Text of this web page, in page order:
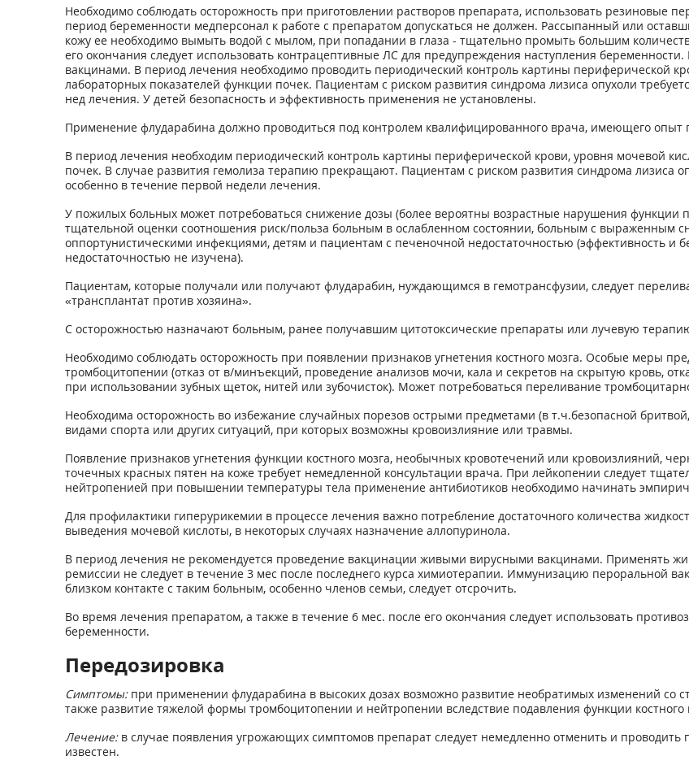
Необходимо соблюдать осторожность при приготовлении растворов препарата, использовать резиновые
период беременности медперсонал к работе с препаратом допускаться не должен. Рассыпанный или
кожу ее необходимо вымыть водой с мылом, при попадании в глаза - тщательно промыть большим
его окончания следует использовать контрацептивные ЛС для предупреждения наступления
вакцинами. В период лечения необходимо проводить периодический контроль картины периферической
лабораторных показателей функции почек. Пациентам с риском развития синдрома лизиса опухоли
нед лечения. У детей безопасность и эффективность применения не установлены.
Применение флударабина должно проводиться под контролем квалифицированного врача, имеющего опыт
В период лечения необходим периодический контроль картины периферической крови, уровня мочевой
почек. В случае развития гемолиза терапию прекращают. Пациентам с риском развития синдрома лизиса
особенно в течение первой недели лечения.
У пожилых больных может потребоваться снижение дозы (более вероятны возрастные нарушения функции
тщательной оценки соотношения риск/польза больным в ослабленном состоянии, больным с выраженным
оппортунистическими инфекциями, детям и пациентам с печеночной недостаточностью (эффективность и
недостаточностью не изучена).
Пациентам, которые получали или получают флударабин, нуждающимся в гемотрансфузии, следует
«трансплантат против хозяина».
С осторожностью назначают больным, ранее получавшим цитотоксические препараты или лучевую
Необходимо соблюдать осторожность при появлении признаков угнетения костного мозга. Особые меры
тромбоцитопении (отказ от в/минъекций, проведение анализов мочи, кала и секретов на скрытую кровь,
при использовании зубных щеток, нитей или зубочисток). Может потребоваться переливание
Необходима осторожность во избежание случайных порезов острыми предметами (в т.ч.безопасной
видами спорта или других ситуаций, при которых возможны кровоизлияние или травмы.
Появление признаков угнетения функции костного мозга, необычных кровотечений или кровоизлияний,
точечных красных пятен на коже требует немедленной консультации врача. При лейкопении следует
нейтропенией при повышении температуры тела применение антибиотиков необходимо начинать
Для профилактики гиперурикемии в процессе лечения важно потребление достаточного количества
выведения мочевой кислоты, в некоторых случаях назначение аллопуринола.
В период лечения не рекомендуется проведение вакцинации живыми вирусными вакцинами. Применять
ремиссии не следует в течение 3 мес после последнего курса химиотерапии. Иммунизацию пероральной
близком контакте с таким больным, особенно членов семьи, следует отсрочить.
Во время лечения препаратом, а также в течение 6 мес. после его окончания следует использовать
беременности.
Передозировка
Симптомы:при применении флударабина в высоких дозах возможно развитие необратимых изменений со
также развитие тяжелой формы тромбоцитопении и нейтропении вследствие подавления функции костного
Лечение:в случае появления угрожающих симптомов препарат следует немедленно отменить и
известен.